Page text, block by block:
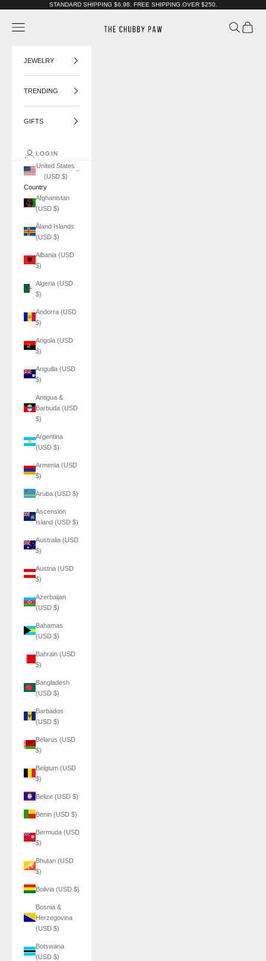
STANDARD SHIPPING $6.98. FREE SHIPPING OVER $250.
Navigation menu SearchCart
JEWELRY
TRENDING
GIFTS
LOGIN
United States
(USD $)
Country
Afghanistan
(USD $)
Åland Islands
(USD $)
Albania (USD
$)
Algeria (USD
$)
Andorra (USD
$)
Angola (USD
$)
Anguilla (USD
$)
Antigua &
Barbuda (USD
$)
Argentina
(USD $)
Armenia (USD
$)
Aruba (USD $)
Ascension
Island (USD $)
Australia (USD
$)
Austria (USD
$)
Azerbaijan
(USD $)
Bahamas
(USD $)
Bahrain (USD
$)
Bangladesh
(USD $)
Barbados
(USD $)
Belarus (USD
$)
Belgium (USD
$)
Belize (USD $)
Benin (USD $)
Bermuda (USD
$)
Bhutan (USD
$)
Bolivia (USD $)
Bosnia &
Herzegovina
(USD $)
Botswana
(USD $)